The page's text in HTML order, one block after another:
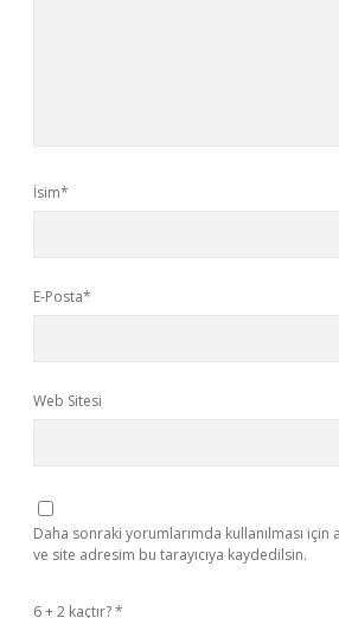
İsim*
E-Posta*
Web Sitesi
Daha sonraki yorumlarımda kullanılması için
ve site adresim bu tarayıcıya kaydedilsin.
6 + 2 kaçtır?*